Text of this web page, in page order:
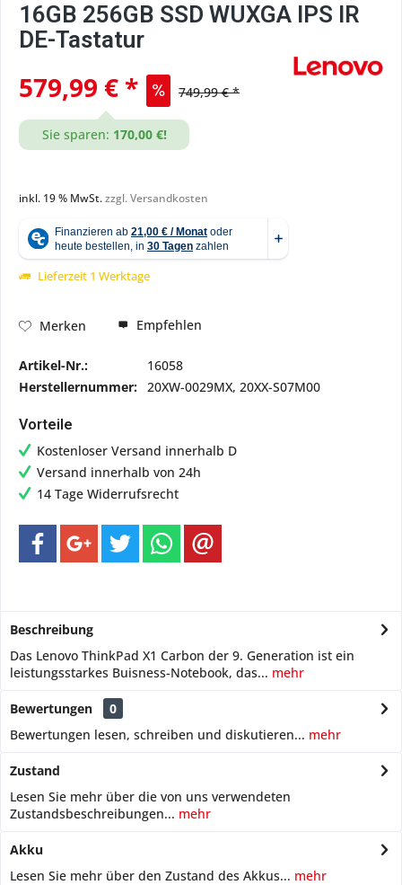
16GB 256GB SSD WUXGA IPS IR
DE-Tastatur
579,99 € * 749,99 € *
Sie sparen: 170,00 €!
inkl. 19 % MwSt.zzgl. Versandkosten
Lieferzeit 1 Werktage
Merken Empfehlen
Artikel-Nr.:
16058
Herstellernummer: 20XW-0029MX, 20XX-S07M00
Vorteile
Kostenloser Versand innerhalb D
Versand innerhalb von 24h
14 Tage Widerrufsrecht
Beschreibung
Das Lenovo ThinkPad X1 Carbon der 9. Generation ist ein
leistungsstarkes Buisness-Notebook, das... mehr
Bewertungen
0
Bewertungen lesen, schreiben und diskutieren... mehr
Zustand
Lesen Sie mehr über die von uns verwendeten
Zustandsbeschreibungen... mehr
Akku
Lesen Sie mehr über den Zustand des Akkus... mehr